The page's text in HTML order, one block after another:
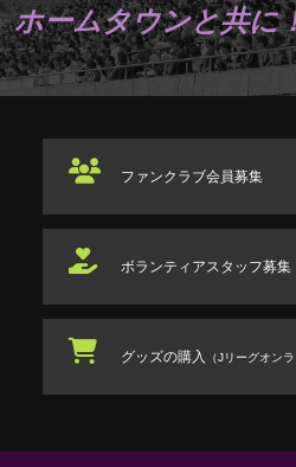
ホームタウンと共に
ファンクラブ会員募集
ボランティアスタッフ募集
グッズの購入 （Jリーグオン